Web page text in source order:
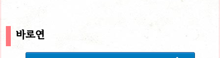
바로연